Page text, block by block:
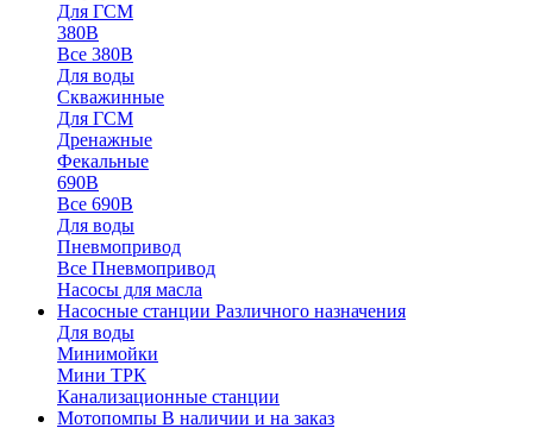
Для ГСМ
380В
Все 380В
Для воды
Скважинные
Для ГСМ
Дренажные
Фекальные
690В
Все 690В
Для воды
Пневмопривод
Все Пневмопривод
Насосы для масла
Насосные станции Различного назначения
Для воды
Минимойки
Мини ТРК
Канализационные станции
Мотопомпы В наличии и на заказ